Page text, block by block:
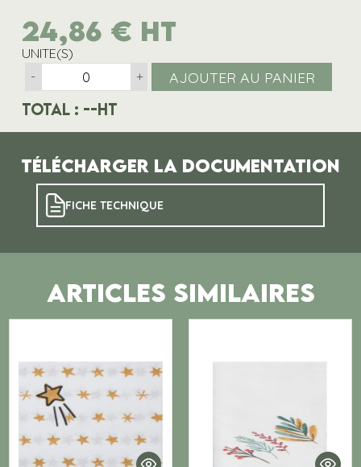
24,86 € HT
UNITE(S)
-
+ AJOUTER AU PANIER
Total : --HT
Télécharger la documentation
FICHE TECHNIQUE
ARTICLES SIMILAIRES